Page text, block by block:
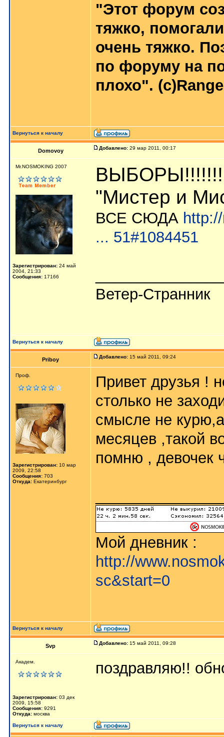
"Этот форум
тяжко,
очень тяжко.
по форуму на
плохо". (с)Range
Вернуться к началу
Domovoy Добавлено: 29 мар 2011, 00:17
Mr.NOSMOKING 2007
Зарегистрирован: 24 май
2004, 21:33
Сообщения: 17166
ВЫБОРЫ!!!!!!!
"Мистер и
ВСЕ СЮДА
... 51#1084451
Ветер-Странник
Вернуться к началу
Priboy Добавлено: 15 май 2011, 09:24
Проф.
Зарегистрирован: 10 мар
2009, 22:58
Сообщения: 703
Откуда: Екатеринбург
Привет друзья !
столько не
смысле не
месяцев ,такой
помню , девочек
Мой дневник :
http://
sc&start=0
Вернуться к началу
Svp Добавлено: 15 май 2011, 09:28
Академ.
Зарегистрирован: 03 дек
2009, 15:58
Сообщения: 9291
Откуда: москва
поздравляю!!
Вернуться к началу